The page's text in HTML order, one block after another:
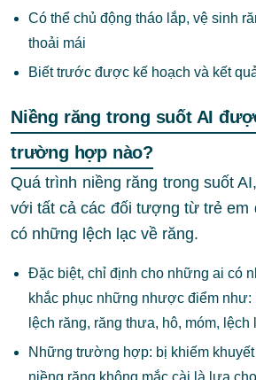
Có thể chủ động tháo lắp, vệ sinh
thoải mái
Biết trước được kế hoạch và kết
Niềng răng trong suốt AI
trường hợp nào?
Quá trình niềng răng trong suốt AI,
với tất cả các đối tượng từ trẻ em
có những lệch lạc về răng.
Đặc biệt, chỉ định cho những ai có
khắc phục những nhược điểm như:
lệch răng, răng thưa, hô, móm,
Những trường hợp: bị khiếm
niềng răng không mắc cài là lựa